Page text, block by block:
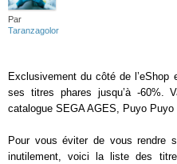
Par
Taranzagolor
Exclusivement du côté de l’eShop
ses titres phares jusqu’à -60%.
catalogue SEGA AGES, Puyo
Pour vous éviter de vous rendre
inutilement, voici la liste des